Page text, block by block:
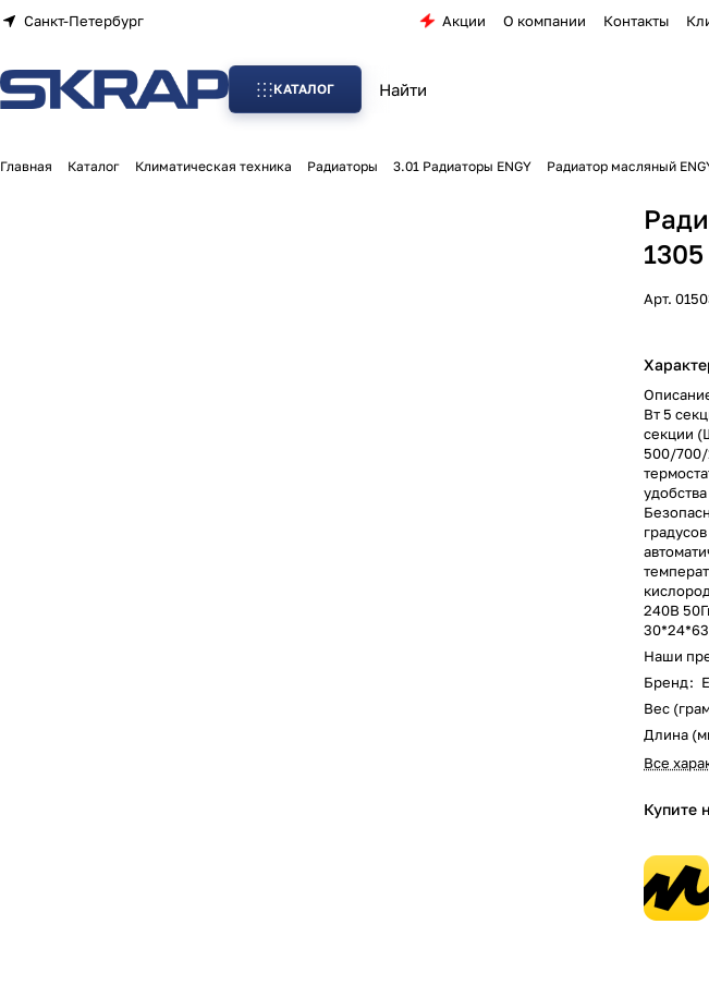
Санкт-Петербург Акции О компании Контакты
КАТАЛОГ
Главная Каталог Климатическая техника Радиаторы 3.01 Радиаторы ENGY Радиатор масляный
Арт.
Вт 5
секции
500/700/
240В
Наши
Бренд:
Вес
Длина
Все
Купите